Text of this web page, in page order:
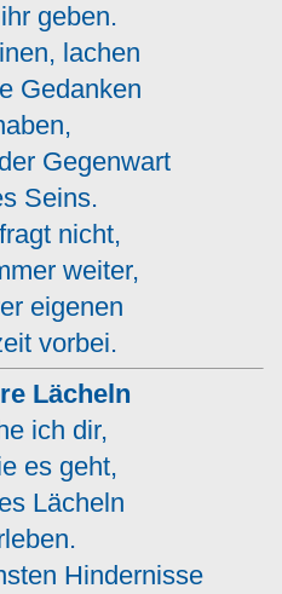
geben.
lachen
Gedanken
Gegenwart
Seins.
nicht,
weiter,
eigenen
vorbei.
Lächeln
ich dir,
es geht,
Lächeln
Hindernisse